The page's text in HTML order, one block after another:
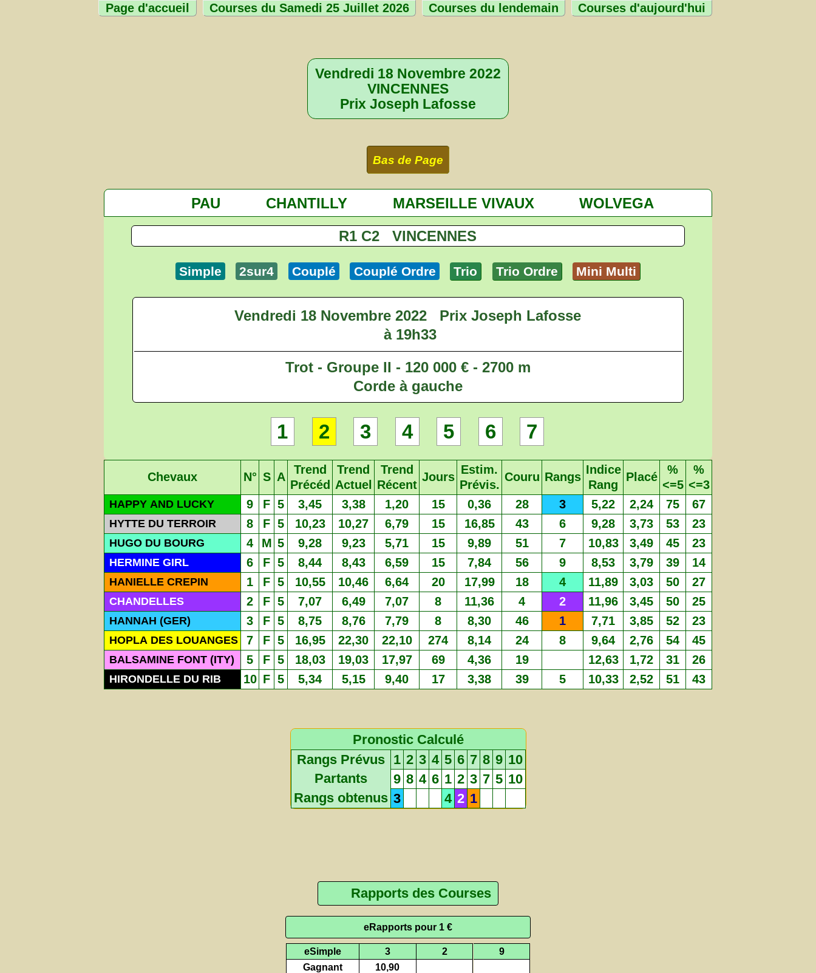
Page d'accueil Courses du Samedi 25 Juillet 2026 Courses du lendemain Courses d'aujourd'hui
Vendredi 18 Novembre 2022
VINCENNES
Prix Joseph Lafosse
Bas de Page
PAU CHANTILLY MARSEILLE VIVAUX WOLVEGA
R1 C2 VINCENNES
Simple 2sur4 Couplé Couplé Ordre Trio Trio Ordre Mini Multi
Vendredi 18 Novembre 2022
Prix Joseph Lafosse
à 19h33
Trot - Groupe II - 120 000 € - 2700 m
Corde à gauche
1 2 3 4 5 6 7
Chevaux N° S A
Trend
Précéd
Trend
Actuel
Trend
Récent
Jours
Estim.
Prévis.
Couru Rangs
Indice
Rang
Placé
%
<=5
%
<=3
HAPPY AND LUCKY 9 F 5 3,45 3,38 1,20 15 0,36 28 3 5,22 2,24 75 67
HYTTE DU TERROIR 8 F 5 10,23 10,27 6,79 15 16,85 43 6 9,28 3,73 53 23
HUGO DU BOURG 4 M 5 9,28 9,23 5,71 15 9,89 51 7 10,83 3,49 45 23
HERMINE GIRL 6 F 5 8,44 8,43 6,59 15 7,84 56 9 8,53 3,79 39 14
HANIELLE CREPIN 1 F 5 10,55 10,46 6,64 20 17,99 18 4 11,89 3,03 50 27
CHANDELLES 2 F 5 7,07 6,49 7,07 8 11,36 4 2 11,96 3,45 50 25
HANNAH (GER) 3 F 5 8,75 8,76 7,79 8 8,30 46 1 7,71 3,85 52 23
HOPLA DES LOUANGES 7 F 5 16,95 22,30 22,10 274 8,14 24 8 9,64 2,76 54 45
BALSAMINE FONT (ITY) 5 F 5 18,03 19,03 17,97 69 4,36 19 12,63 1,72 31 26
HIRONDELLE DU RIB 10 F 5 5,34 5,15 9,40 17 3,38 39 5 10,33 2,52 51 43
Pronostic Calculé
Rangs Prévus
1 2 3 4 5 6 7 8 9 10
Partants
9 8 4 6 1 2 3 7 5 10
Rangs obtenus 3 4 2 1
Rapports des Courses
eRapports pour 1 €
eSimple 3 2
9
Gagnant
10,90